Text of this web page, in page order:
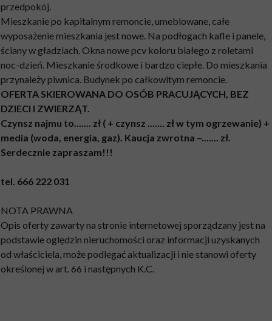
przedpokój.
Mieszkanie po kapitalnym remoncie, umeblowane, całe
wyposażenie mieszkania jest nowe. Na podłogach kafle i panele,
ściany w gładziach. Okna nowe pcv koloru białego z roletami
noc-dzień. Mieszkanie środkowe i bardzo ciepłe. Do mieszkania
przynależy piwnica. Budynek po całkowitym remoncie.
OFERTA SKIEROWANA DO OSÓB PRACUJĄCYCH, BEZ
DZIECI I ZWIERZĄT.
Czynsz najmu to....... zł ( + czynsz ....... zł w tym ogrzewanie) +
media (woda, energia, gaz). Kaucja zwrotna –....... zł.
Serdecznie zapraszam!!!
tel. 666 222 031
NOTA PRAWNA
Opis oferty zawarty na stronie internetowej sporządzany jest na
podstawie oględzin nieruchomości oraz informacji uzyskanych
od właściciela, może podlegać aktualizacji i nie stanowi oferty
określonej w art. 66 i następnych K.C.